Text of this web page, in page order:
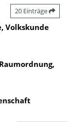
20 Einträge
Volkskunde